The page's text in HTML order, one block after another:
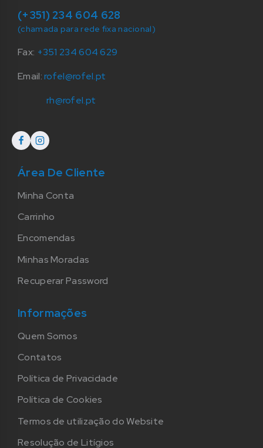
(+351) 234 604 628
(chamada para rede fixa nacional)
Fax: +351 234 604 629
Email:rofel@rofel.pt
rh@rofel.pt
Área De Cliente
Minha Conta
Carrinho
Encomendas
Minhas Moradas
Recuperar Password
Informações
Quem Somos
Contatos
Política de Privacidade
Política de Cookies
Termos de utilização do Website
Resolução de Litígios